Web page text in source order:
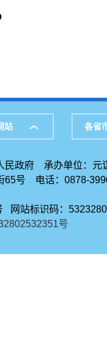
站 各省
民政府 承办单位：元
65号 电话：0878-
网站标识码：
号